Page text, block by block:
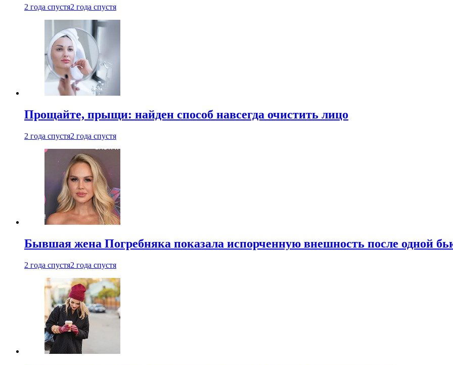
2 года спустя2 года спустя
Прощайте, прыщи: найден способ навсегда очистить лицо
2 года спустя2 года спустя
Бывшая жена Погребняка показала испорченную внешность после одной
2 года спустя2 года спустя